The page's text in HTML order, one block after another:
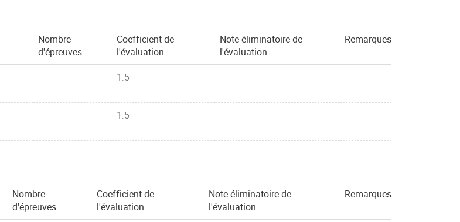
Nombre
d'épreuves
Coefficient de
l'évaluation
Note éliminatoire de
l'évaluation
Remarques
1.5
1.5
Nombre
d'épreuves
Coefficient de
l'évaluation
Note éliminatoire de
l'évaluation
Remarques